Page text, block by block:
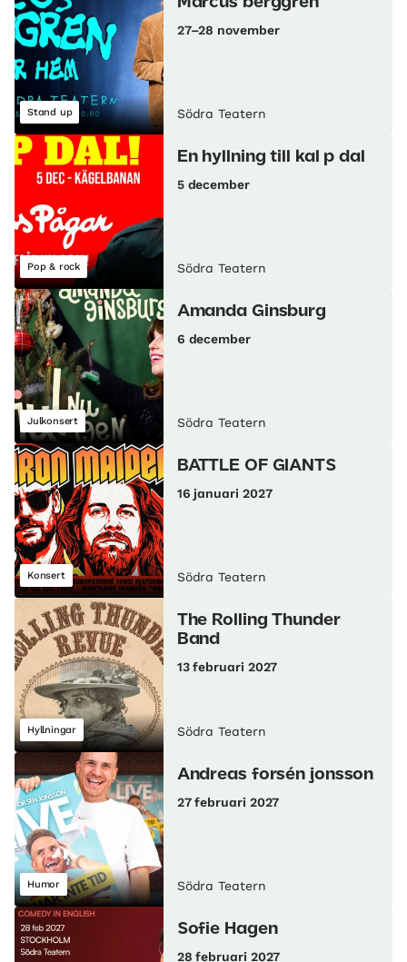
Stand up
27–28 november
Södra Teatern
Pop & rock
En hyllning till kal p dal
5 december
Södra Teatern
Julkonsert
Amanda Ginsburg
6 december
Södra Teatern
Konsert
BATTLE OF GIANTS
16 januari 2027
Södra Teatern
Hyllningar
The Rolling Thunder
Band
13 februari 2027
Södra Teatern
Humor
Andreas forsén jonsson
27 februari 2027
Södra Teatern
Sofie Hagen
28 februari 2027